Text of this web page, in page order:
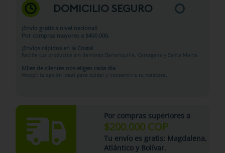
DOMICILIO SEGURO
¡Envío gratis a nivel nacional!
Por compras mayores a $400.000.
¡Envíos rápidos en la Costa!
Recibe tus productos sin demoras Barranquilla, Cartagena y Santa Marta.
Miles de clientes nos eligen cada día
Woopi: la opción ideal para cuidar y consentir a tu mascota.
Por compras superiores a
$200.000 COP
Tu envío es gratis: Magdalena,
Atlántico y Bolívar.